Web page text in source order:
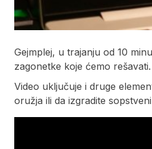
Gejmplej, u trajanju od 10
zagonetke koje ćemo rešavati.
Video uključuje i druge
oružja ili da izgradite